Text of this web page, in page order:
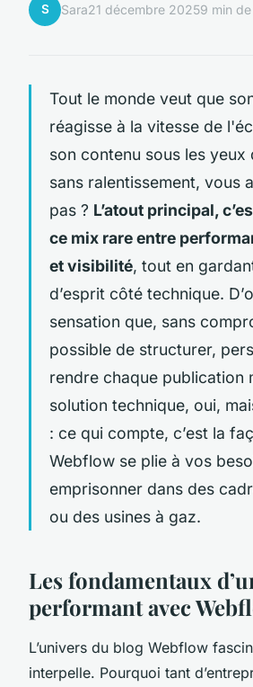
S Sara21 décembre 20259 min
Tout le monde veut que
réagisse à la vitesse de
son contenu sous les yeux
sans ralentissement, vous
pas ? L’atout principal,
ce mix rare entre
et visibilité, tout en
d’esprit côté technique.
sensation que, sans
possible de structurer,
rendre chaque publication
solution technique, oui,
: ce qui compte, c’est la
Webflow se plie à vos
emprisonner dans des
ou des usines à gaz.
Les fondamentaux
performant avec
L’univers du blog Webflow
interpelle. Pourquoi tant